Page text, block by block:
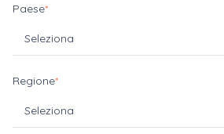
Paese*
Regione*